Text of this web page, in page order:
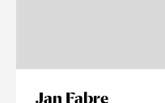
Jan Fabre